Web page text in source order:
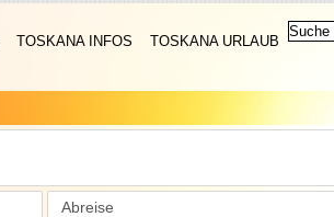
TOSKANA INFOS TOSKANA URLAUB
Abreise